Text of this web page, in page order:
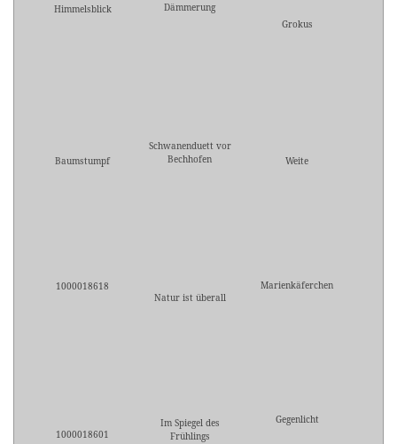
Himmelsblick
Dämmerung
Grokus
Baumstumpf
Schwanenduett vor
Bechhofen
Weite
1000018618
Natur ist überall
Marienkäferchen
1000018601
Im Spiegel des
Frühlings
Gegenlicht